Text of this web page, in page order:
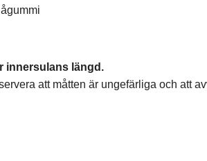
innersulans längd.
att måtten är ungefärliga och att